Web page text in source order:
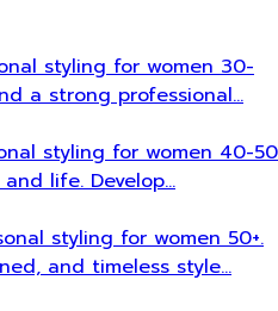
styling for women 30-
a strong professional…
styling for women 40-50
life. Develop…
styling for women 50+.
and timeless style…